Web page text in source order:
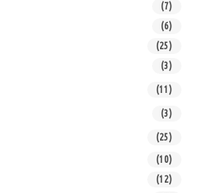
(7)
(6)
(25)
(3)
(11)
(3)
(25)
(10)
(12)